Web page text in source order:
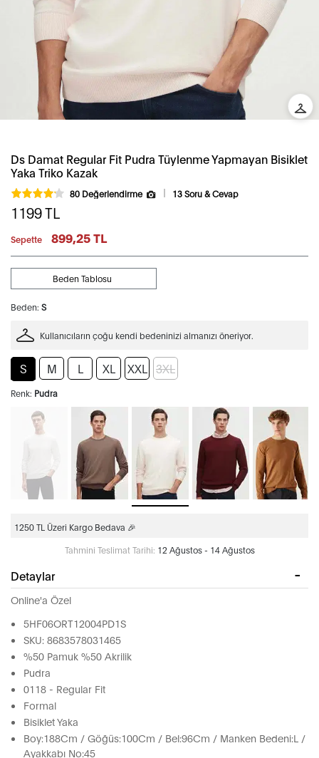
Ds Damat Regular Fit Pudra Tüylenme Yapmayan Bisiklet
Yaka Triko Kazak
80 Değerlendirme 13 Soru & Cevap
1199TL
Sepette 899,25 TL
Beden: S
Beden Tablosu
Kullanıcıların çoğu kendi bedeninizi almanızı öneriyor.
S M L XL XXL 3XL
Renk: Pudra
1250 TL Üzeri Kargo Bedava 🎉
Tahmini Teslimat Tarihi: 12 Ağustos - 14 Ağustos
Detaylar
Online'a Özel
5HF06ORT12004PD1S
SKU: 8683578031465
%50 Pamuk %50 Akrilik
Pudra
0118 - Regular Fit
Formal
Bisiklet Yaka
Boy:188Cm / Göğüs:100Cm / Bel:96Cm / Manken Bedeni:L /
Ayakkabı No:45